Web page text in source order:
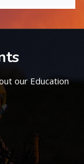
our Education